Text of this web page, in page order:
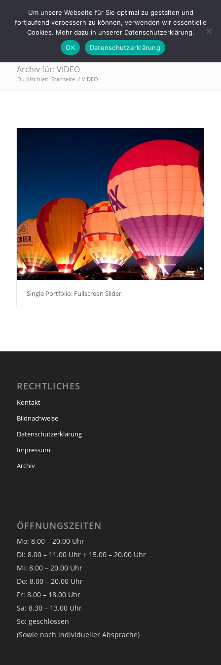
Tel.: 0911 - 2171 4565 | info@trainings-lounge.de
Archiv für: VIDEO
Du bist hier: Startseite / VIDEO
Single Portfolio: Fullscreen Slider
RECHTLICHES
Kontakt
Bildnachweise
Datenschutzerklärung
Impressum
Archiv
ÖFFNUNGSZEITEN
Mo: 8.00 – 20.00 Uhr
Di: 8.00 – 11.00 Uhr + 15.00 – 20.00 Uhr
Mi: 8.00 – 20.00 Uhr
Do: 8.00 – 20.00 Uhr
Fr: 8.00 – 18.00 Uhr
Sa: 8.30 – 13.00 Uhr
So: geschlossen
(Sowie nach individueller Absprache)
Um unsere Webseite für Sie optimal zu gestalten und
fortlaufend verbessern zu können, verwenden wir essentielle
Cookies. Mehr dazu in unserer Datenschutzerklärung.
OK
Datenschutzerklärung